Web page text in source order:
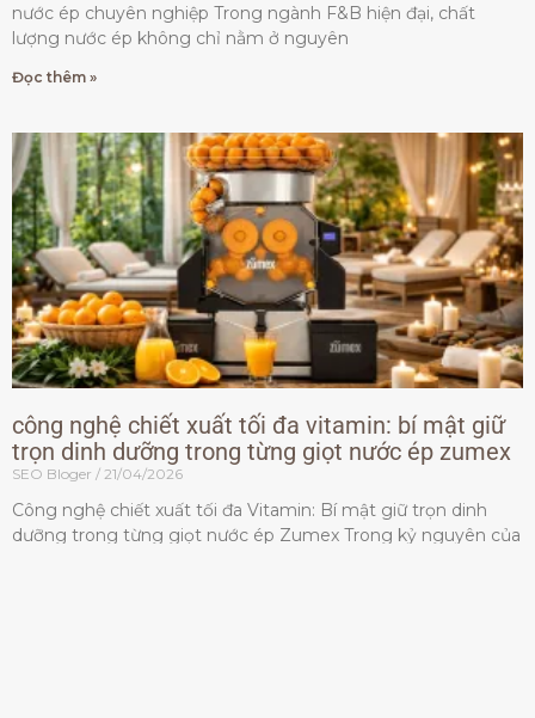
nước ép chuyên nghiệp Trong ngành F&B hiện đại, chất
lượng nước ép không chỉ nằm ở nguyên
Đọc thêm »
công nghệ chiết xuất tối đa vitamin: bí mật giữ
trọn dinh dưỡng trong từng giọt nước ép zumex
SEO Bloger 21/04/2026
Công nghệ chiết xuất tối đa Vitamin: Bí mật giữ trọn dinh
dưỡng trong từng giọt nước ép Zumex Trong kỷ nguyên của